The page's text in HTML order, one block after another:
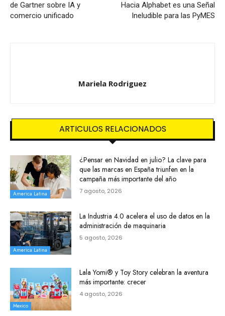
de Gartner sobre IA y
comercio unificado
Hacia Alphabet es una Señal
Ineludible para las PyMES
Mariela Rodriguez
ARTICULOS RELACIONADOS
America Latina
¿Pensar en Navidad en julio? La clave para
que las marcas en España triunfen en la
campaña más importante del año
7 agosto, 2026
America Latina
La Industria 4.0 acelera el uso de datos en la
administración de maquinaria
5 agosto, 2026
Mexico
Lala Yomi® y Toy Story celebran la aventura
más importante: crecer
4 agosto, 2026